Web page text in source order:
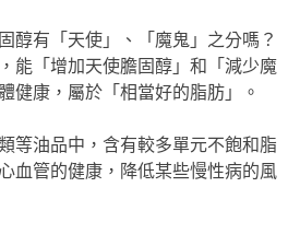
醇有「天使」、「魔鬼」之分嗎？
能「增加天使膽固醇」和「減少魔
健康，屬於「相當好的脂肪」。
等油品中，含有較多單元不飽和脂
血管的健康，降低某些慢性病的風